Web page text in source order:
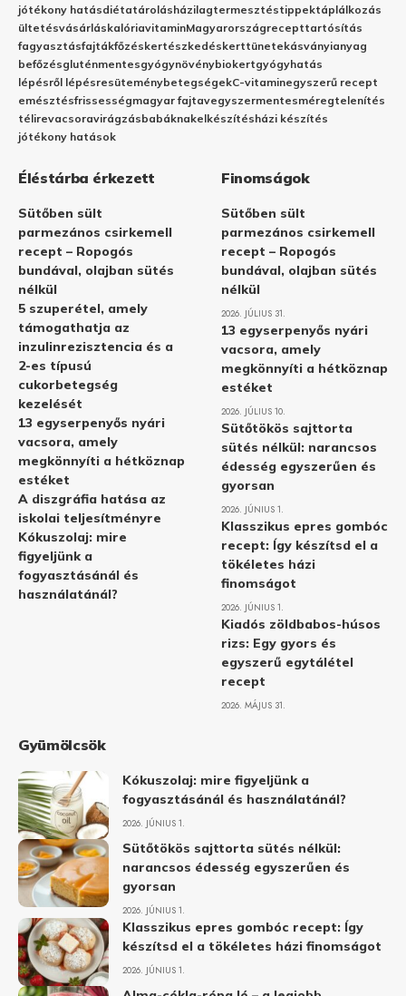
jótékony hatásdiétatárolásházilagtermesztéstippektáplálkozás
ültetésvásárláskalóriavitaminMagyarországrecepttartósítás
fagyasztásfajtákfőzéskertészkedéskerttünetekásványianyag
befőzésgluténmentesgyógynövénybiokertgyógyhatás
lépésről lépésresüteménybetegségekC-vitaminegyszerű recept
emésztésfrissességmagyar fajtavegyszermentesméregtelenítés
télirevacsoravirágzásbabáknakelkészítésházi készítés
jótékony hatások
Éléstárba érkezett
Sütőben sült
parmezános csirkemell
recept – Ropogós
bundával, olajban sütés
nélkül
5 szuperétel, amely
támogathatja az
inzulinrezisztencia és a
2-es típusú
cukorbetegség
kezelését
13 egyserpenyős nyári
vacsora, amely
megkönnyíti a hétköznap
estéket
A diszgráfia hatása az
iskolai teljesítményre
Kókuszolaj: mire
figyeljünk a
fogyasztásánál és
használatánál?
Finomságok
Sütőben sült
parmezános csirkemell
recept – Ropogós
bundával, olajban sütés
nélkül
2026. JÚLIUS 31.
13 egyserpenyős nyári
vacsora, amely
megkönnyíti a hétköznap
estéket
2026. JÚLIUS 10.
Sütőtökös sajttorta
sütés nélkül: narancsos
édesség egyszerűen és
gyorsan
2026. JÚNIUS 1.
Klasszikus epres gombóc
recept: Így készítsd el a
tökéletes házi
finomságot
2026. JÚNIUS 1.
Kiadós zöldbabos-húsos
rizs: Egy gyors és
egyszerű egytálétel
recept
2026. MÁJUS 31.
Gyümölcsök
Kókuszolaj: mire figyeljünk a
fogyasztásánál és használatánál?
2026. JÚNIUS 1.
Sütőtökös sajttorta sütés nélkül:
narancsos édesség egyszerűen és
gyorsan
2026. JÚNIUS 1.
Klasszikus epres gombóc recept: Így
készítsd el a tökéletes házi finomságot
2026. JÚNIUS 1.